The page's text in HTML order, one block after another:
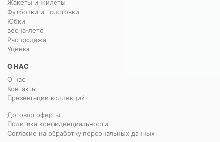
Жакеты и жилеты
Футболки и толстовки
Юбки
весна-лето
Распродажа
Уценка
О НАС
О нас
Контакты
Презентации коллекций
Договор оферты
Политика конфиденциальности
Согласие на обработку персональных данных